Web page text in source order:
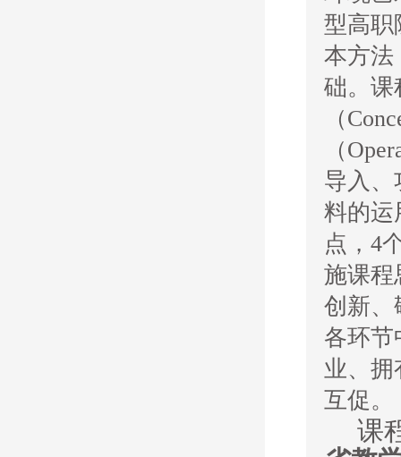
型高职
本方法
础。课
（
（
导入、
料的运
点，4
施课程
创新、
各环节
业、拥
互促。
课